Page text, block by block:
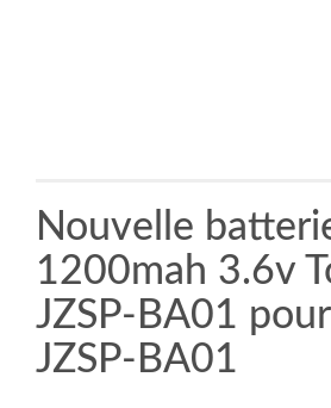
Nouvelle
1200mah 3.6v
JZSP-BA01
JZSP-BA01